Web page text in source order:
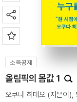
소득공제
올림픽의 몸값 1
오쿠다 히데오 (지은이),